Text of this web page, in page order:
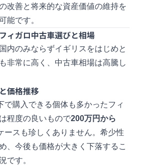
改善と将来的な資産価値の維持を
能です。
ィガロ中古車選びと相場
内のみならずイギリスをはじめと
非常に高く、中古車相場は高騰し
価格推移
で購入できる個体も多かったフィ
程度の良いもので200万円から
ースも珍しくありません。希少性
、今後も価格が大きく下落するこ
です。